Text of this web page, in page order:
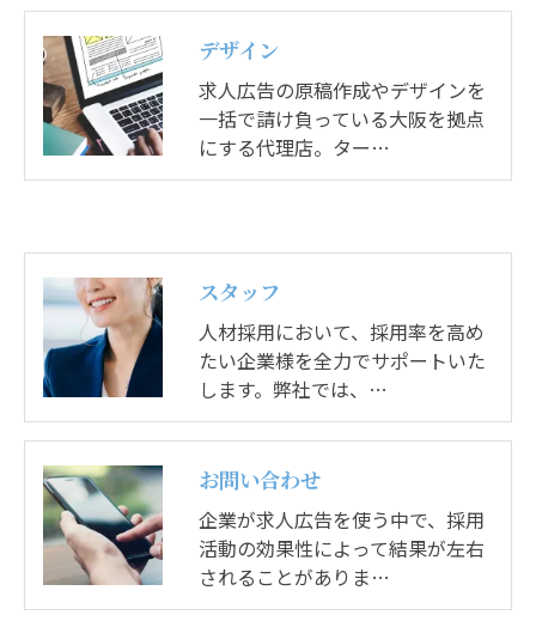
デザイン
求人広告の原稿作成やデザインを
一括で請け負っている大阪を拠点
にする代理店。ター…
スタッフ
人材採用において、採用率を高め
たい企業様を全力でサポートいた
します。弊社では、…
お問い合わせ
企業が求人広告を使う中で、採用
活動の効果性によって結果が左右
されることがありま…